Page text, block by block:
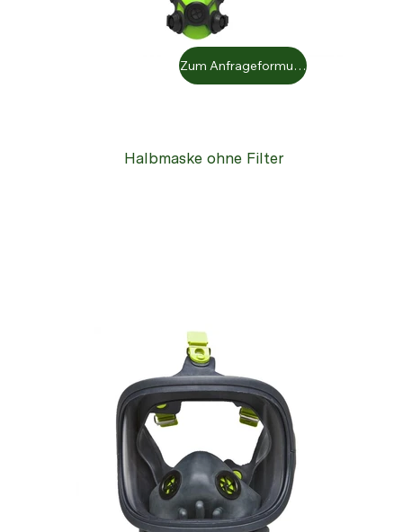
Halbmaske ohne Filter
Zum Anfrageformular